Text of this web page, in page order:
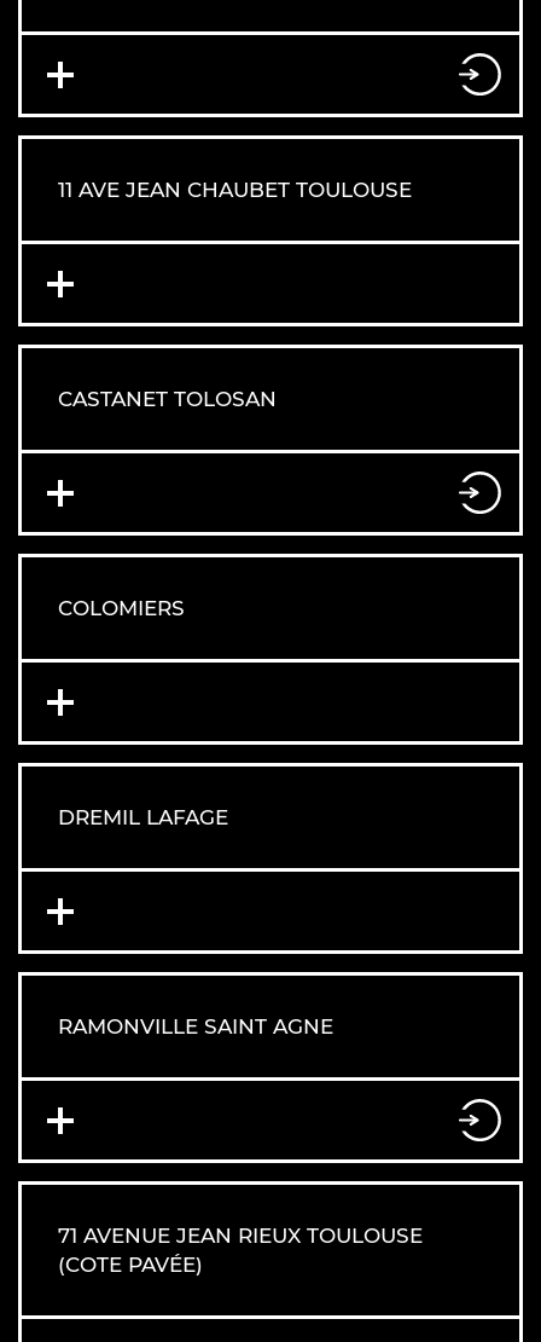
11 AVE JEAN CHAUBET TOULOUSE
CASTANET TOLOSAN
COLOMIERS
DREMIL LAFAGE
RAMONVILLE SAINT AGNE
71 AVENUE JEAN RIEUX TOULOUSE
(COTE PAVÉE)